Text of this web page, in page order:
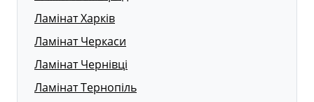
Ламінат Харків
Ламінат Черкаси
Ламінат Чернівці
Ламінат Тернопіль